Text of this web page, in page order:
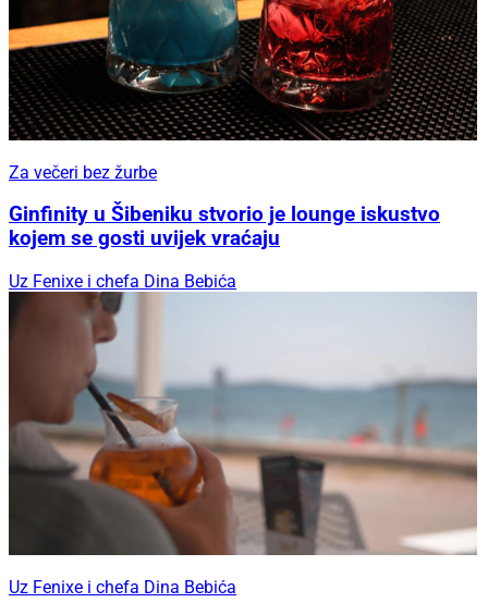
Za večeri bez žurbe
Ginfinity u Šibeniku stvorio je lounge iskustvo
kojem se gosti uvijek vraćaju
Uz Fenixe i chefa Dina Bebića
Uz Fenixe i chefa Dina Bebića